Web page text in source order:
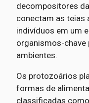
decompositores
conectam as teias
indivíduos em um
organismos-
ambientes.
Os protozoários
formas de
classificadas